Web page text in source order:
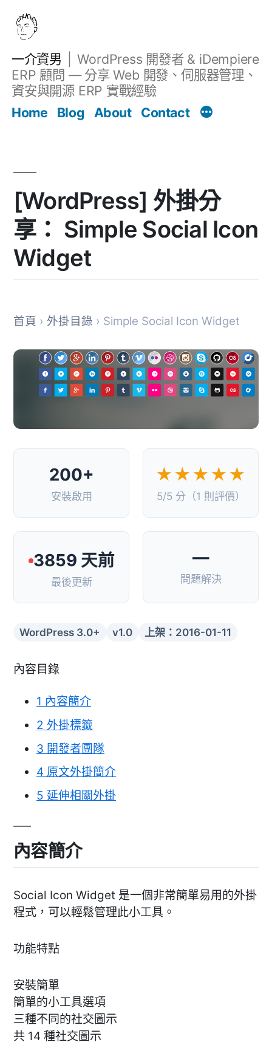
一介資男
WordPress 開發者 & iDempiere
ERP 顧問 — 分享 Web 開發、伺服器管理、
資安與開源 ERP 實戰經驗
Home
Blog About Contact
[WordPress] 外掛分
享： Simple Social Icon
Widget
首頁 › 外掛目錄 › Simple Social Icon Widget
200+
安裝啟用
★★★★★
5/5 分（1 則評價）
3859 天前
最後更新
—
問題解決
WordPress 3.0+ v1.0 上架：2016-01-11
內容目錄
1 內容簡介
2 外掛標籤
3 開發者團隊
4 原文外掛簡介
5 延伸相關外掛
內容簡介
Social Icon Widget 是一個非常簡單易用的外掛
程式，可以輕鬆管理此小工具。
功能特點
安裝簡單
簡單的小工具選項
三種不同的社交圖示
共 14 種社交圖示
文章